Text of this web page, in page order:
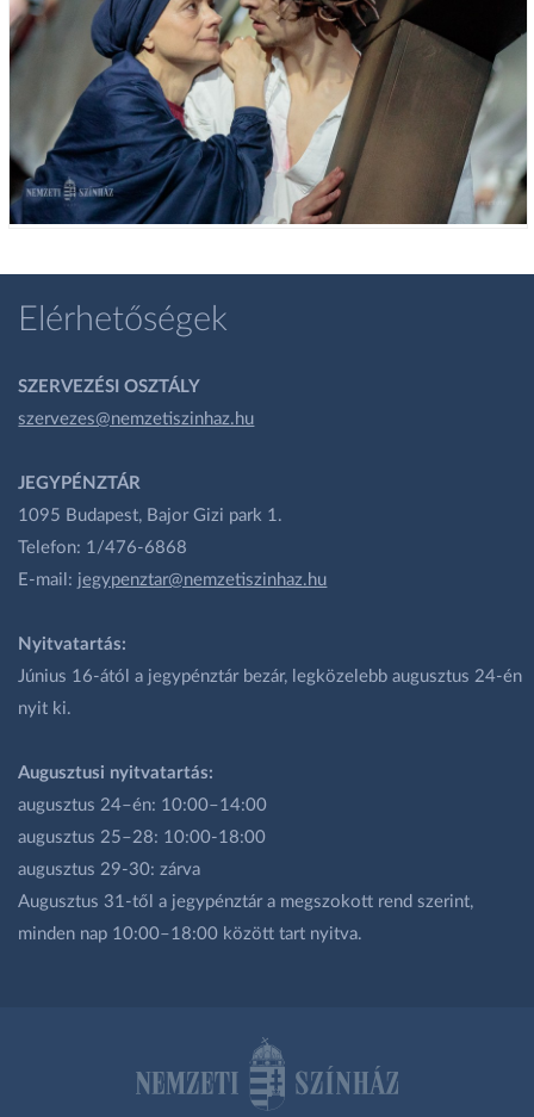
Elérhetőségek
SZERVEZÉSI OSZTÁLY
szervezes@nemzetiszinhaz.hu
JEGYPÉNZTÁR
1095 Budapest, Bajor Gizi park 1.
Telefon: 1/476-6868
E-mail: jegypenztar@nemzetiszinhaz.hu
Nyitvatartás:
Június 16-ától a jegypénztár bezár, legközelebb augusztus 24-én
nyit ki.
Augusztusi nyitvatartás:
augusztus 24–én: 10:00–14:00
augusztus 25–28: 10:00-18:00
augusztus 29-30: zárva
Augusztus 31-től a jegypénztár a megszokott rend szerint,
minden nap 10:00–18:00 között tart nyitva.